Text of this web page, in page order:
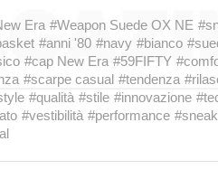
Era #Weapon Suede OX NE
#anni '80 #navy #bianco
#cap New Era #59FIFTY
#scarpe casual #tendenza
#qualità #stile #innovazione
#vestibilità #performance